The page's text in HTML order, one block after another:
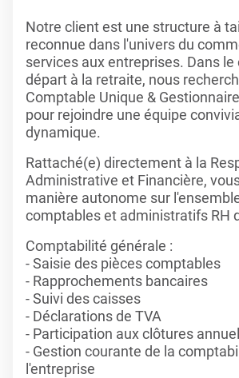
Notre client est une structure à
reconnue dans l'univers du
services aux entreprises. Dans le
départ à la retraite, nous
Comptable Unique &
pour rejoindre une équipe
dynamique.
Rattaché(e) directement à la
Administrative et Financière,
manière autonome sur
comptables et administratifs RH
Comptabilité générale :
- Saisie des pièces comptables
- Rapprochements bancaires
- Suivi des caisses
- Déclarations de TVA
- Participation aux clôtures
- Gestion courante de la
l'entreprise